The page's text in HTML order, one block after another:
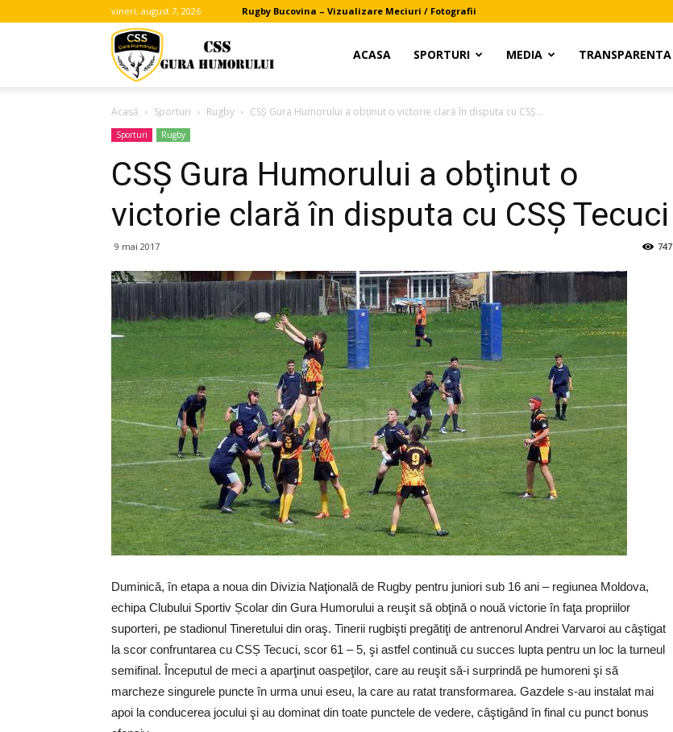
vineri, august 7, 2026 Rugby Bucovina – Vizualizare Meciuri / Fotografii
Sportiv
Scolar
Humorului
ACASA SPORTURI MEDIA TRANSPARENTA
Acasă Sporturi Rugby CSȘ Gura Humorului a obţinut o victorie clară în disputa cu CSȘ...
Sporturi Rugby
CSȘ Gura Humorului a obţinut o
victorie clară în disputa cu CSȘ Tecuci
9 mai 2017 747
Duminică, în etapa a noua din Divizia Naţională de Rugby pentru juniori sub 16 ani – regiunea Moldova,
echipa Clubului Sportiv Școlar din Gura Humorului a reuşit să obţină o nouă victorie în faţa propriilor
suporteri, pe stadionul Tineretului din oraş. Tinerii rugbişti pregătiţi de antrenorul Andrei Varvaroi au câştigat
la scor confruntarea cu CSȘ Tecuci, scor 61 – 5, şi astfel continuă cu succes lupta pentru un loc la turneul
semifinal. Începutul de meci a aparţinut oaspeţilor, care au reuşit să-i surprindă pe humoreni şi să
marcheze singurele puncte în urma unui eseu, la care au ratat transformarea. Gazdele s-au instalat mai
apoi la conducerea jocului şi au dominat din toate punctele de vedere, câştigând în final cu punct bonus